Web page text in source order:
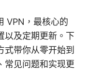
VPN，最核心的
以及定期更新。下
式带你从零开始到
常见问题和实现更